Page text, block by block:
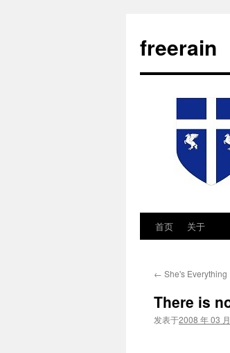
freerain
正
首页 关于
← She's Everything
There is
发表于2008 年 03